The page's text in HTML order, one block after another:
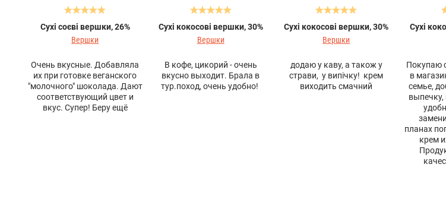
Сухі соєві вершки, 26%
Вершки
Очень вкусные. Добавляла
их при готовке веганского
"молочного" шоколада. Дают
соответствующий цвет и
вкус. Супер! Беру ещё
Сухі кокосові вершки, 30%
Вершки
В кофе, цикорий - очень
вкусно выходит. Брала в
тур.поход, очень удобно!
Сухі кокосові вершки, 30%
Вершки
додаю у каву, а також у
страви, у випічку! крем
виходить смачний
Сухі
Покупаю
в
семье,
выпечку,
планах
крем